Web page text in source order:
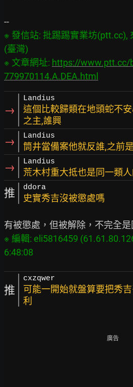
※ 發信站: 批踢踢實業坊(ptt.cc),
(臺灣)
※ 文章網址: https://www.ptt.cc/
779970114.A.DEA.html
→
Landius
這個比較歸類在地頭蛇不
之主,誰興
→ Landius
筒井當備案他就反誰,之前
→ Landius
荒木村重大抵也是同一類
推 ddora
史實秀吉沒被懲處嗎
※ 編輯: eli5816459
推
cxzqwer
可能一開始就盤算要把秀
利
廣告